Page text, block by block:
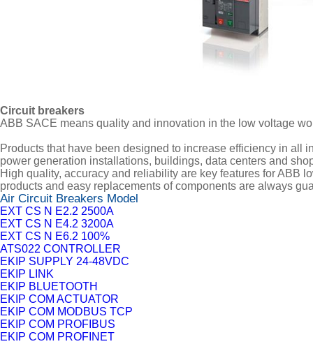
Circuit breakers
ABB SACE means quality and innovation in the low voltage
Products that have been designed to increase efficiency in
power generation installations, buildings, data centers and
High quality, accuracy and reliability are key features for ABB
products and easy replacements of components are always
Air Circuit Breakers Model
EXT CS N E2.2 2500A
EXT CS N E4.2 3200A
EXT CS N E6.2 100%
ATS022 CONTROLLER
EKIP SUPPLY 24-48VDC
EKIP LINK
EKIP BLUETOOTH
EKIP COM ACTUATOR
EKIP COM MODBUS TCP
EKIP COM PROFIBUS
EKIP COM PROFINET